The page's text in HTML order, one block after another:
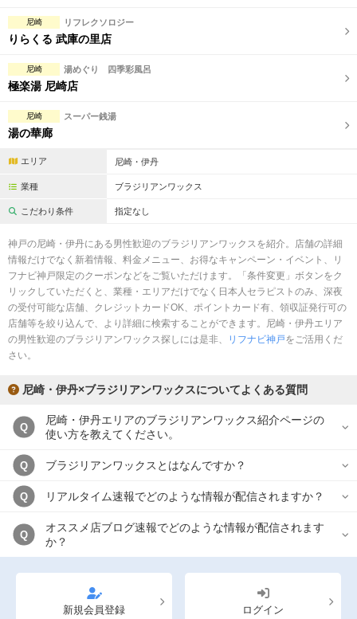
尼崎 リフレクソロジー
りらくる 武庫の里店
尼崎 湯めぐり 四季彩風呂
極楽湯 尼崎店
尼崎 スーパー銭湯
湯の華廊
エリア 尼崎・伊丹
業種 ブラジリアンワックス
こだわり条件 指定なし
神戸の尼崎・伊丹にある男性歓迎のブラジリアンワックスを紹介。店舗の詳細
情報だけでなく新着情報、料金メニュー、お得なキャンペーン・イベント、リ
フナビ神戸限定のクーポンなどをご覧いただけます。「条件変更」ボタンをク
リックしていただくと、業種・エリアだけでなく日本人セラピストのみ、深夜
の受付可能な店舗、クレジットカードOK、ポイントカード有、領収証発行可の
店舗等を絞り込んで、より詳細に検索することができます。尼崎・伊丹エリア
の男性歓迎のブラジリアンワックス探しには是非、
リフナビ神戸をご活用くだ
さい。
尼崎・伊丹×ブラジリアンワックスについてよくある質問
Q
尼崎・伊丹エリアのブラジリアンワックス紹介ページの
使い方を教えてください。
Q ブラジリアンワックスとはなんですか？
Q リアルタイム速報でどのような情報が配信されますか？
Q
オススメ店ブログ速報でどのような情報が配信されます
か？
新規会員登録 ログイン